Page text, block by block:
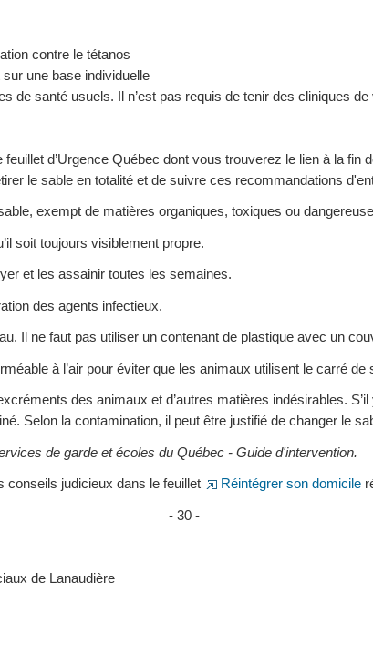
contre le tétanos
une base individuelle
de santé usuels. Il n’est pas requis de tenir des cliniques
d’Urgence Québec dont vous trouverez le lien à la
le sable en totalité et de suivre ces recommandations
exempt de matières organiques, toxiques ou
soit toujours visiblement propre.
et les assainir toutes les semaines.
des agents infectieux.
Il ne faut pas utiliser un contenant de plastique avec un
à l’air pour éviter que les animaux utilisent le carré de
des animaux et d’autres matières indésirables.
Selon la contamination, il peut être justifié de changer le
de garde et écoles du Québec - Guide d'intervention.
conseils judicieux dans le feuillet Réintégrer son domicile
- 30 -
de Lanaudière